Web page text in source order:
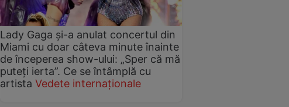
Lady Gaga și-a anulat concertul din
Miami cu doar câteva minute înainte
de începerea show-ului: „Sper că mă
puteți ierta”. Ce se întâmplă cu
artista Vedete internaționale